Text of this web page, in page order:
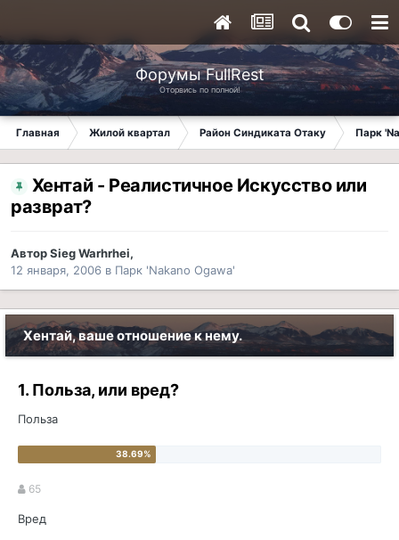
Форумы FullRest
Оторвись по полной!
Главная Жилой квартал Район Синдиката Отаку Парк
Хентай - Реалистичное Искусство или
разврат?
АвторSieg Warhrhei,
12 января, 2006 в Парк 'Nakano Ogawa'
Хентай, ваше отношение к нему.
1. Польза, или вред?
Польза
65
Вред